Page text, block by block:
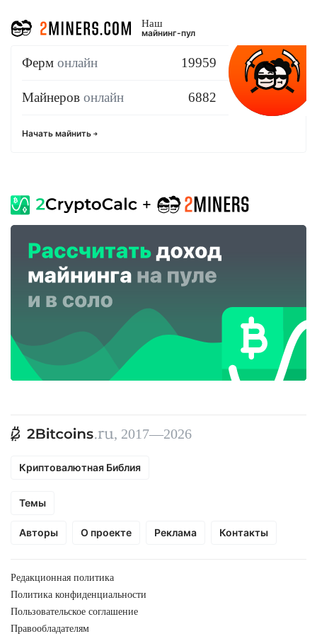
Наш
майнинг-пул
Ферм онлайн 19959
Майнеров онлайн 6882
Начать майнить
, 2017—2026
Криптовалютная Библия
Темы
Авторы О проекте Реклама Контакты
Редакционная политика
Политика конфиденциальности
Пользовательское соглашение
Правообладателям